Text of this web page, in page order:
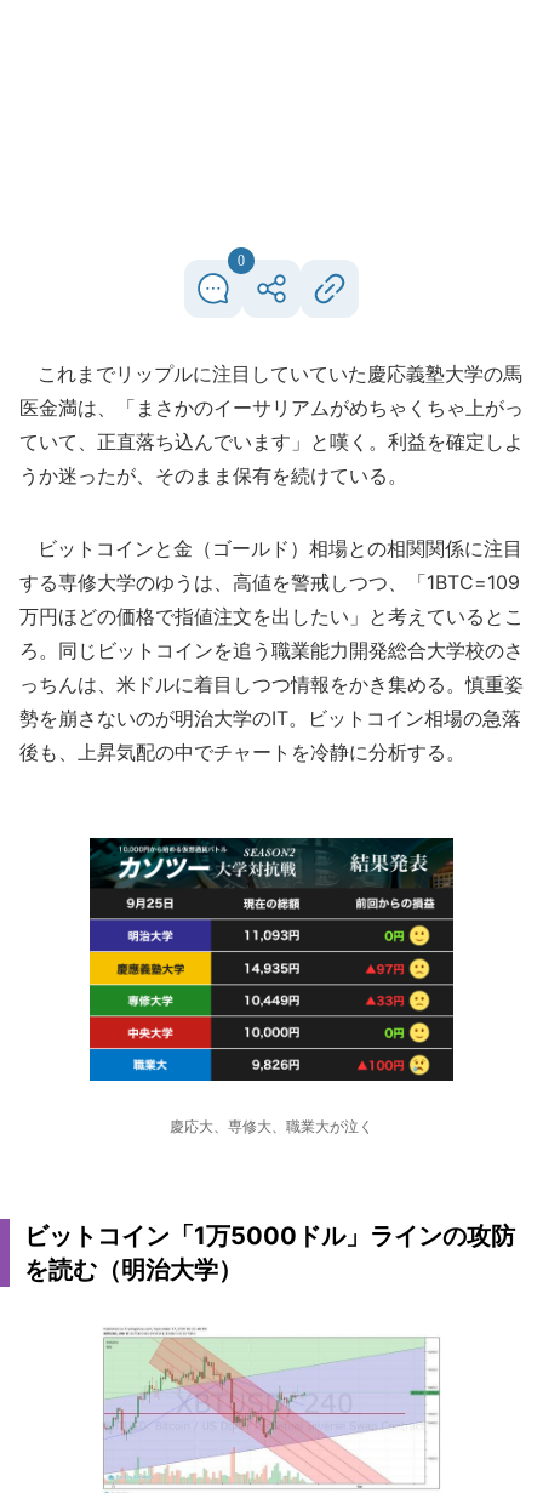
0
これまでリップルに注目していていた慶応義塾大学の馬
医金満は、「まさかのイーサリアムがめちゃくちゃ上がっ
ていて、正直落ち込んでいます」と嘆く。利益を確定しよ
うか迷ったが、そのまま保有を続けている。
ビットコインと金（ゴールド）相場との相関関係に注目
する専修大学のゆうは、高値を警戒しつつ、「1BTC=109
万円ほどの価格で指値注文を出したい」と考えているとこ
ろ。同じビットコインを追う職業能力開発総合大学校のさ
っちんは、米ドルに着目しつつ情報をかき集める。慎重姿
勢を崩さないのが明治大学のIT。ビットコイン相場の急落
後も、上昇気配の中でチャートを冷静に分析する。
慶応大、専修大、職業大が泣く
ビットコイン「1万5000ドル」ラインの攻防
を読む（明治大学）